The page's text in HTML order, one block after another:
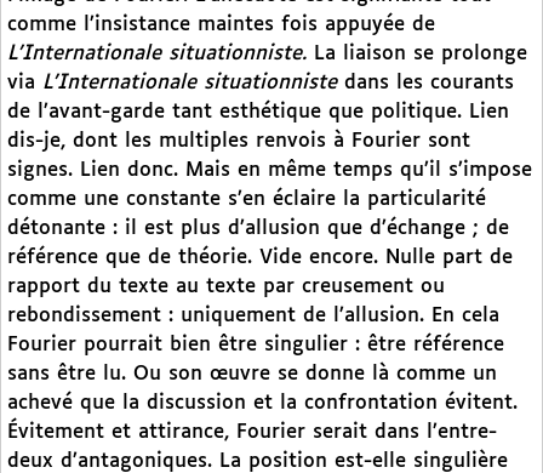
comme l’insistance maintes fois appuyée de
L’Internationale situationniste. La liaison se prolonge
via L’Internationale situationnistedans les courants
de l’avant-garde tant esthétique que politique. Lien
dis-je, dont les multiples renvois à Fourier sont
signes. Lien donc. Mais en même temps qu’il s’impose
comme une constante s’en éclaire la particularité
détonante : il est plus d’allusion que d’échange ; de
référence que de théorie. Vide encore. Nulle part de
rapport du texte au texte par creusement ou
rebondissement : uniquement de l’allusion. En cela
Fourier pourrait bien être singulier : être référence
sans être lu. Ou son œuvre se donne là comme un
achevé que la discussion et la confrontation évitent.
Évitement et attirance, Fourier serait dans l’entre-
deux d’antagoniques. La position est-elle singulière